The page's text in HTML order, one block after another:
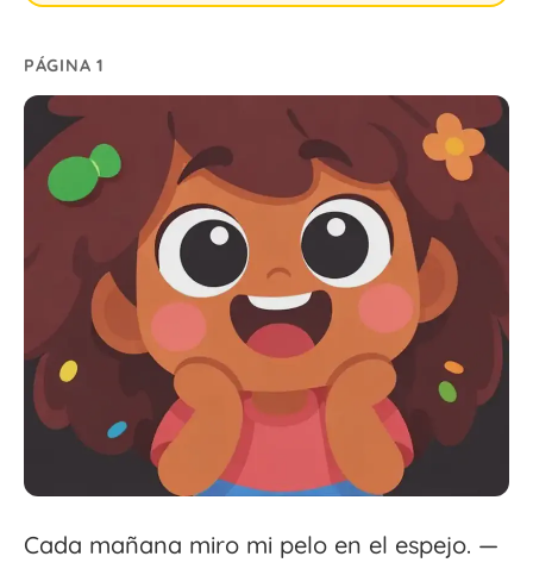
PÁGINA 1
Cada mañana miro mi pelo en el espejo. —